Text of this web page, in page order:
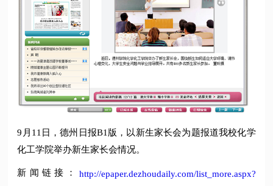
9月11日，德州日报B1版，以新生家长会为题报道我校化学
化工学院举办新生家长会情况。
新闻链接： http://epaper.dezhoudaily.com/list_more.aspx?